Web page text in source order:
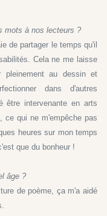
mots à nos lecteurs ?
de partager le temps qu'il
Cela ne me laisse
pleinement au dessin et
dans d'autres
être intervenante en arts
ce qui ne m'empêche pas
heures sur mon temps
que du bonheur !
âge ?
de poème, ça m'a aidé